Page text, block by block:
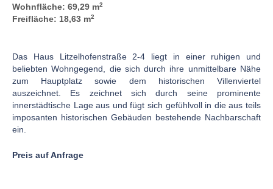
Wohnfläche: 69,29 m2
Freifläche: 18,63 m2
Das Haus Litzelhofenstraße 2-4 liegt in einer ruhigen und
beliebten Wohngegend, die sich durch ihre unmittelbare Nähe
zum Hauptplatz sowie dem historischen Villenviertel
auszeichnet. Es zeichnet sich durch seine prominente
innerstädtische Lage aus und fügt sich gefühlvoll in die aus teils
imposanten historischen Gebäuden bestehende Nachbarschaft
ein.
Preis auf Anfrage